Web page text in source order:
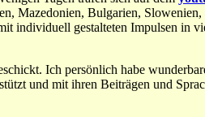
Mazedonien, Bulgarien,
individuell gestalteten Impulsen in
Ich persönlich habe
und mit ihren Beiträgen und